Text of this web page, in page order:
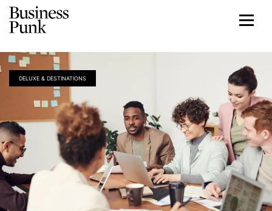
DELUXE & DESTINATIONS